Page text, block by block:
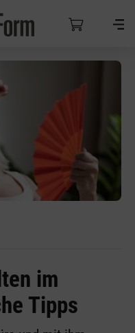
im
Tipps